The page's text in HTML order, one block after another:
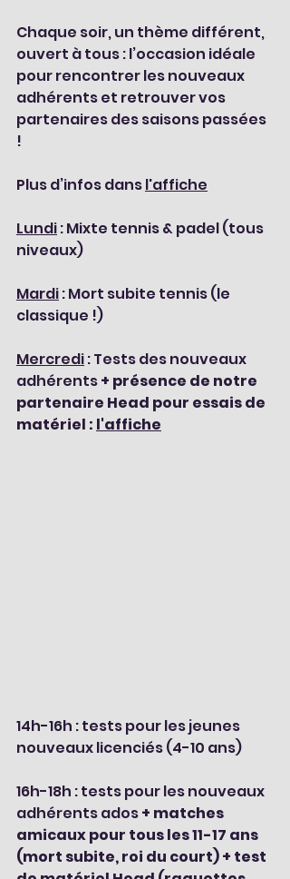
Chaque soir, un thème différent,
ouvert à tous : l’occasion idéale
pour rencontrer les nouveaux
adhérents et retrouver vos
partenaires des saisons passées
!
Plus d’infos dans l'affiche
Lundi : Mixte tennis & padel (tous
niveaux)
Mardi : Mort subite tennis (le
classique !)
Mercredi : Tests des nouveaux
adhérents + présence de notre
partenaire Head pour essais de
matériel : l'affiche
14h-16h : tests pour les jeunes
nouveaux licenciés (4-10 ans)
16h-18h : tests pour les nouveaux
adhérents ados + matches
amicaux pour tous les 11-17 ans
(mort subite, roi du court) + test